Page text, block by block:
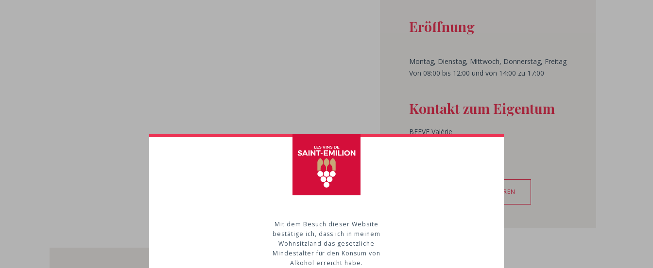
Mit dem Besuch dieser Website
bestätige ich, dass ich in meinem
Wohnsitzland das gesetzliche
Mindestalter für den Konsum von
Alkohol erreicht habe.
Eröffnung
Montag, Dienstag, Mittwoch, Donnerstag, Freitag
Von 08:00 bis 12:00 und von 14:00 zu 17:00
Kontakt zum Eigentum
BEFVE Valérie
PER E-MAIL KONTAKTIEREN